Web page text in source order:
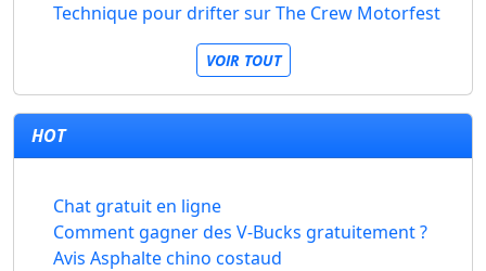
Technique pour drifter sur The Crew Motorfest
VOIR TOUT
HOT
Chat gratuit en ligne
Comment gagner des V-Bucks gratuitement ?
Avis Asphalte chino costaud